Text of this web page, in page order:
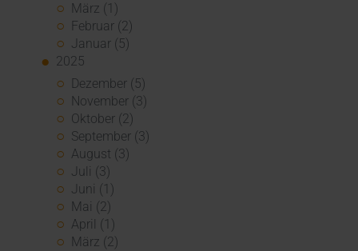
März (1)
Februar (2)
Januar (5)
2025
Dezember (5)
November (3)
Oktober (2)
September (3)
August (3)
Juli (3)
Juni (1)
Mai (2)
April (1)
März (2)